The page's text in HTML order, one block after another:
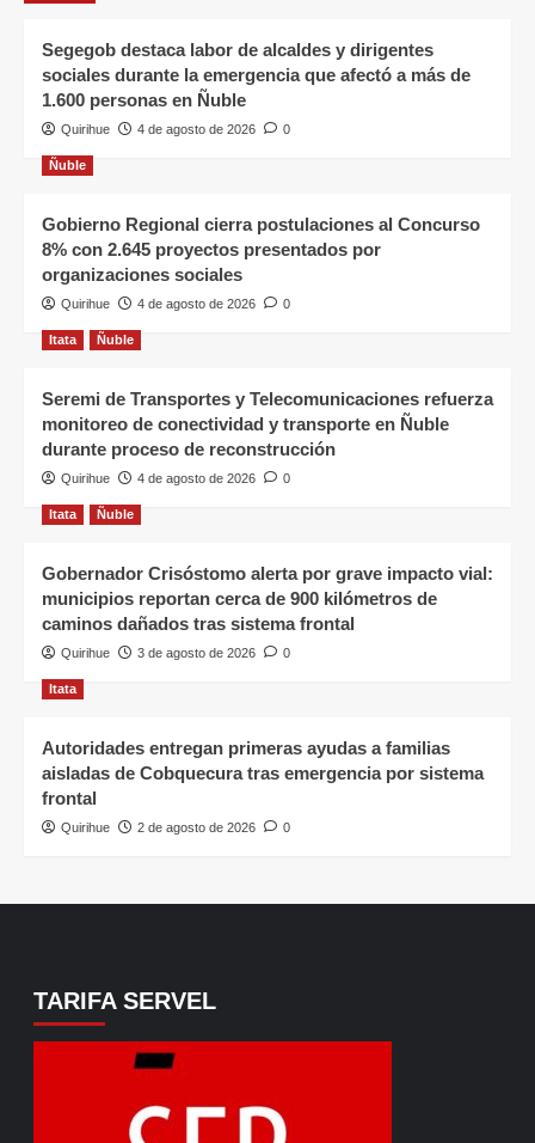
Segegob destaca labor de alcaldes y dirigentes
sociales durante la emergencia que afectó a más de
1.600 personas en Ñuble
Quirihue 4 de agosto de 2026 0
Ñuble
Gobierno Regional cierra postulaciones al Concurso
8% con 2.645 proyectos presentados por
organizaciones sociales
Quirihue 4 de agosto de 2026 0
Itata Ñuble
Seremi de Transportes y Telecomunicaciones refuerza
monitoreo de conectividad y transporte en Ñuble
durante proceso de reconstrucción
Quirihue 4 de agosto de 2026 0
Itata Ñuble
Gobernador Crisóstomo alerta por grave impacto vial:
municipios reportan cerca de 900 kilómetros de
caminos dañados tras sistema frontal
Quirihue 3 de agosto de 2026 0
Itata
Autoridades entregan primeras ayudas a familias
aisladas de Cobquecura tras emergencia por sistema
frontal
Quirihue 2 de agosto de 2026 0
TARIFA SERVEL